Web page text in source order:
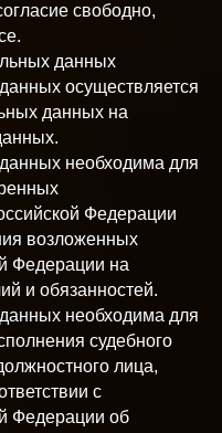
свободно,
данных
осуществляется
данных на
необходима для
Федерации
возложенных
Федерации на
и обязанностей.
необходима для
судебного
лица,
с
Федерации об